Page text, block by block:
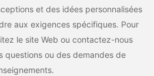
et des idées personnalisées
aux exigences spécifiques. Pour
le site Web ou contactez-nous
questions ou des demandes de